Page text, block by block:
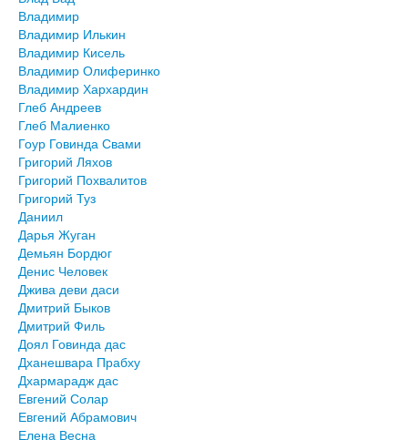
Владимир
Владимир Илькин
Владимир Кисель
Владимир Олиферинко
Владимир Хархардин
Глеб Андреев
Глеб Малиенко
Гоур Говинда Свами
Григорий Ляхов
Григорий Похвалитов
Григорий Туз
Даниил
Дарья Жуган
Демьян Бордюг
Денис Человек
Джива деви даси
Дмитрий Быков
Дмитрий Филь
Доял Говинда дас
Дханешвара Прабху
Дхармарадж дас
Евгений Солар
Евгений Абрамович
Елена Весна